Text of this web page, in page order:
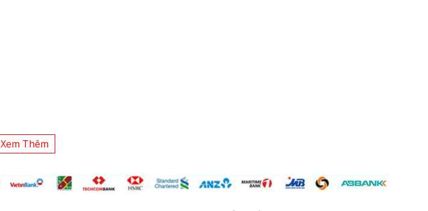
Xem Thêm